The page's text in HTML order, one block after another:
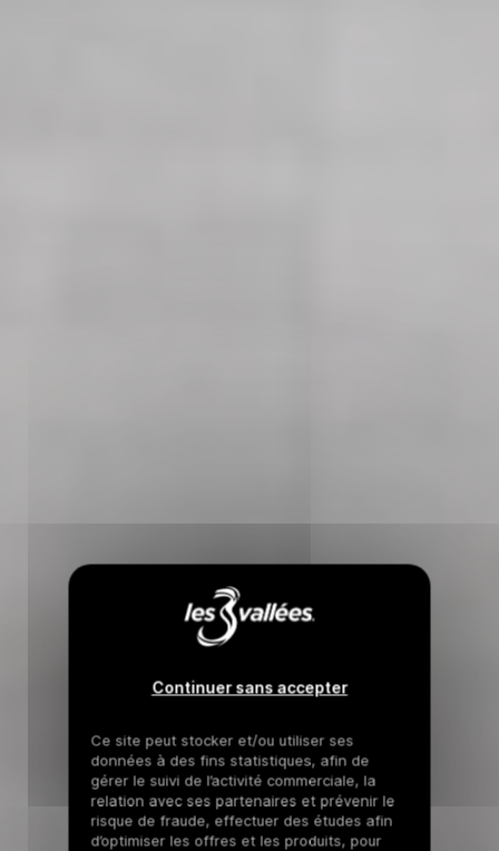
Continuer sans accepter
Ce site peut stocker et/ou utiliser ses
données à des fins statistiques, afin de
gérer le suivi de l’activité commerciale, la
relation avec ses partenaires et prévenir le
risque de fraude, effectuer des études afin
d’optimiser les offres et les produits, pour